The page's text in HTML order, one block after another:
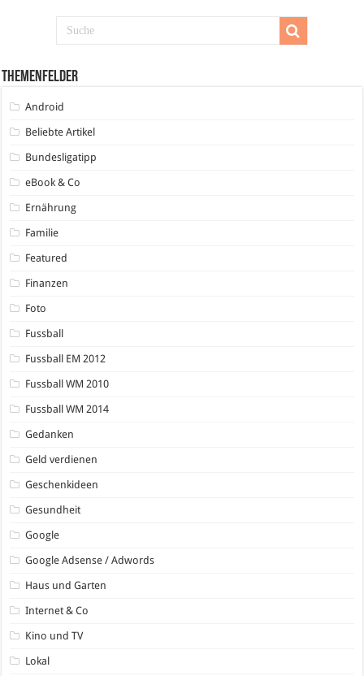
Themenfelder
Android
Beliebte Artikel
Bundesligatipp
eBook & Co
Ernährung
Familie
Featured
Finanzen
Foto
Fussball
Fussball EM 2012
Fussball WM 2010
Fussball WM 2014
Gedanken
Geld verdienen
Geschenkideen
Gesundheit
Google
Google Adsense / Adwords
Haus und Garten
Internet & Co
Kino und TV
Lokal